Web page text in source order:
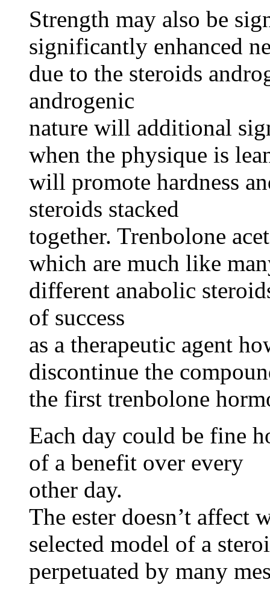
Strength may also be
significantly enhanced
due to the steroids
androgenic
nature will additional
when the physique is
will promote hardness
steroids stacked
together. Trenbolone
which are much like
different anabolic
of success
as a therapeutic agent
discontinue the
the first trenbolone
Each day could be fine
of a benefit over every
other day.
The ester doesn’t affect
selected model of a
perpetuated by many